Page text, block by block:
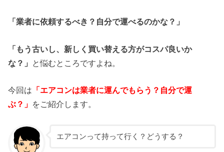
「業者に依頼するべき？自分で運べるのかな？」
「もう古いし、新しく買い替える方がコスパ良いか
な？」 と悩むところですよね。
今回は 「エアコンは業者に運んでもらう？自分で運
ぶ？ 」 をご紹介します。
エアコンって持って行く？どうする？